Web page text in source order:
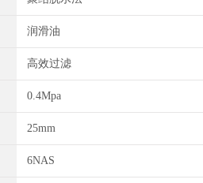
润滑油
高效过滤
0.4Mpa
25mm
6NAS